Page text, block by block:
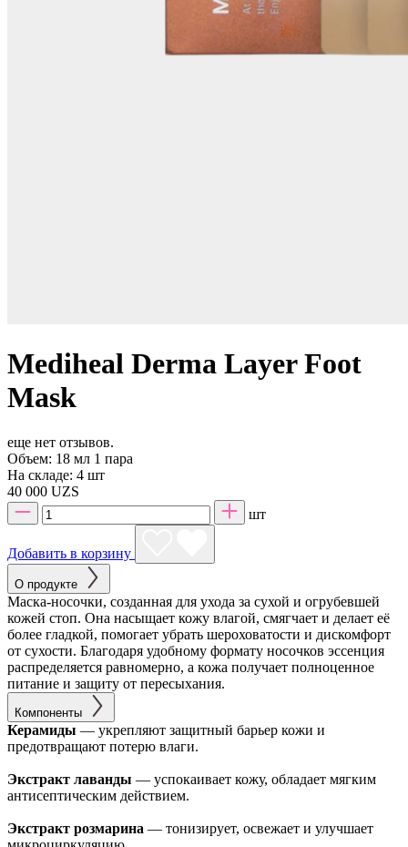
Mediheal Derma Layer Foot
Mask
еще нет отзывов.
Объем: 18 мл 1 пара
На складе: 4 шт
40 000 UZS
шт
Добавить в корзину
О продукте
Маска-носочки, созданная для ухода за сухой и огрубевшей
кожей стоп. Она насыщает кожу влагой, смягчает и делает её
более гладкой, помогает убрать шероховатости и дискомфорт
от сухости. Благодаря удобному формату носочков эссенция
распределяется равномерно, а кожа получает полноценное
питание и защиту от пересыхания.
Компоненты
Керамиды — укрепляют защитный барьер кожи и
предотвращают потерю влаги.
Экстракт лаванды — успокаивает кожу, обладает мягким
антисептическим действием.
Экстракт розмарина — тонизирует, освежает и улучшает